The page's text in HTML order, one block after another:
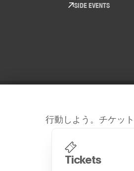
行動しよう。チケッ
Tickets
SIDE EVENTS
Site